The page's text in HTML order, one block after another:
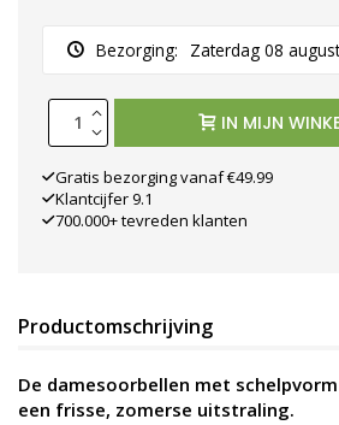
Bezorging: Zaterdag 08
IN MIJN
Gratis bezorging vanaf €49.99
Klantcijfer 9.1
700.000+ tevreden klanten
Productomschrijving
De damesoorbellen met
een frisse, zomerse uitstraling.